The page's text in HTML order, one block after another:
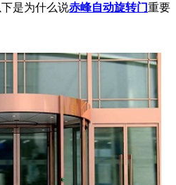
是为什么说赤峰自动旋转门重要